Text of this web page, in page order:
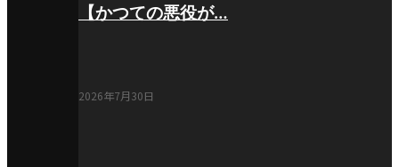
【かつての悪役が…
2026年7月30日